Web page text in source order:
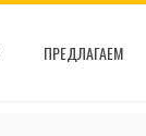
ПРЕДЛАГАЕМ